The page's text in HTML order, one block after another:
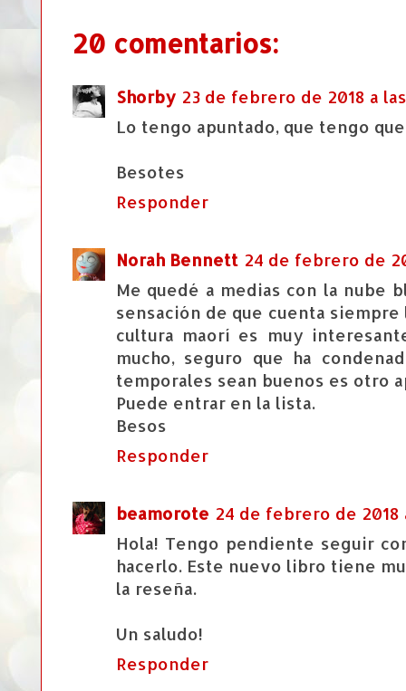
20 comentarios:
Shorby 23 de febrero de 2018 a
Lo tengo apuntado, que tengo
Besotes
Responder
Norah Bennett 24 de febrero de
Me quedé a medias con la nube
sensación de que cuenta
cultura maorí es muy
mucho, seguro que ha
temporales sean buenos es otro
Puede entrar en la lista.
Besos
Responder
beamorote 24 de febrero de 2018
Hola! Tengo pendiente seguir
hacerlo. Este nuevo libro tiene
la reseña.
Un saludo!
Responder